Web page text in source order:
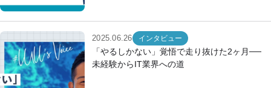
2025.06.26 インタビュー
「やるしかない」覚悟で走り抜けた2ヶ月──
未経験からIT業界への道